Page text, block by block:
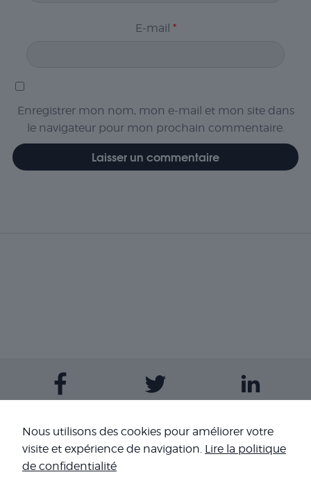
E-mail *
Enregistrer mon nom, mon e-mail et mon site dans
le navigateur pour mon prochain commentaire.
Contactez-nous
Nous utilisons des cookies pour améliorer votre
visite et expérience de navigation. Lire la politique
de confidentialité